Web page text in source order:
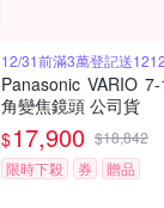
12/31前滿3萬登記送1212
Panasonic VARIO
角變焦鏡頭 公司貨
$17,900 $18,842
限時下殺
券 贈品